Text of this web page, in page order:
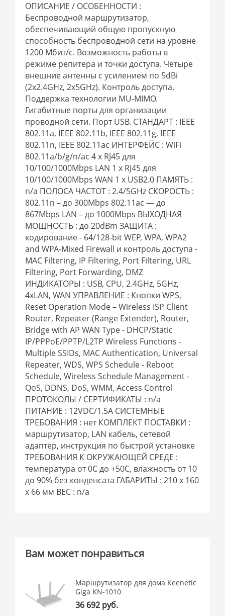
ОПИСАНИЕ / ОСОБЕННОСТИ :
Беспроводной маршрутизатор,
обеспечивающий общую пропускную
способность беспроводной сети на уровне
1200 Мбит/с. Возможность работы в
режиме репитера и точки доступа. Четыре
внешние антенны с усилением по 5dBi
(2x2.4GHz, 2x5GHz). Контроль доступа.
Поддержка технологии MU-MIMO.
Гигабитные порты для организации
проводной сети. Порт USB. СТАНДАРТ : IEEE
802.11a, IEEE 802.11b, IEEE 802.11g, IEEE
802.11n, IEEE 802.11ac ИНТЕРФЕЙС : WiFi
802.11a/b/g/n/ac 4 x RJ45 для
10/100/1000Mbps LAN 1 x RJ45 для
10/100/1000Mbps WAN 1 x USB2.0 ПАМЯТЬ :
n/a ПОЛОСА ЧАСТОТ : 2.4/5GHz СКОРОСТЬ :
802.11n – до 300Mbps 802.11ac — до
867Mbps LAN – до 1000Mbps ВЫХОДНАЯ
МОЩНОСТЬ : до 20dBm ЗАЩИТА :
кодирование - 64/128-bit WEP, WPA, WPA2
and WPA-Mixed Firewall и контроль доступа -
MAC Filtering, IP Filtering, Port Filtering, URL
Filtering, Port Forwarding, DMZ
ИНДИКАТОРЫ : USB, CPU, 2.4GHz, 5GHz,
4xLAN, WAN УПРАВЛЕНИЕ : Кнопки WPS,
Reset Operation Mode – Wireless ISP Client
Router, Repeater (Range Extender), Router,
Bridge with AP WAN Type - DHCP/Static
IP/PPPoE/PPTP/L2TP Wireless Functions -
Multiple SSIDs, MAC Authentication, Universal
Repeater, WDS, WPS Schedule - Reboot
Schedule, Wireless Schedule Management -
QoS, DDNS, DoS, WMM, Access Control
ПРОТОКОЛЫ / СЕРТИФИКАТЫ : n/a
ПИТАНИЕ : 12VDC/1.5A СИСТЕМНЫЕ
ТРЕБОВАНИЯ : нет КОМПЛЕКТ ПОСТАВКИ :
маршрутизатор, LAN кабель, сетевой
адаптер, инструкция по быстрой установке
ТРЕБОВАНИЯ К ОКРУЖАЮЩЕЙ СРЕДЕ :
температура от 0C до +50С, влажность от 10
до 90% без конденсата ГАБАРИТЫ : 210 x 160
x 66 мм ВЕС : n/a
Вам может понравиться
Маршрутизатор для дома Keenetic
Giga KN-1010
36 692 руб.